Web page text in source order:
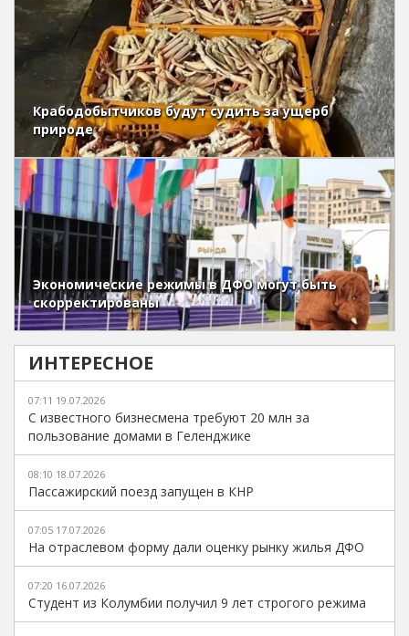
Крабодобытчиков будут судить за ущерб
природе
Экономические режимы в ДФО могут быть
скорректированы
ИНТЕРЕСНОЕ
07:11 19.07.2026
С известного бизнесмена требуют 20 млн за
пользование домами в Геленджике
08:10 18.07.2026
Пассажирский поезд запущен в КНР
07:05 17.07.2026
На отраслевом форму дали оценку рынку жилья ДФО
07:20 16.07.2026
Студент из Колумбии получил 9 лет строгого режима